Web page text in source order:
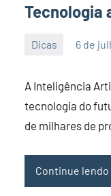
Tecnologia
Dicas 6 de
A Inteligência
tecnologia do
de milhares de
Continue lendo